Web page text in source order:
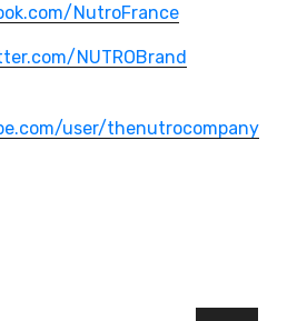
NutroFrance
NUTROBrand
user/thenutrocompany